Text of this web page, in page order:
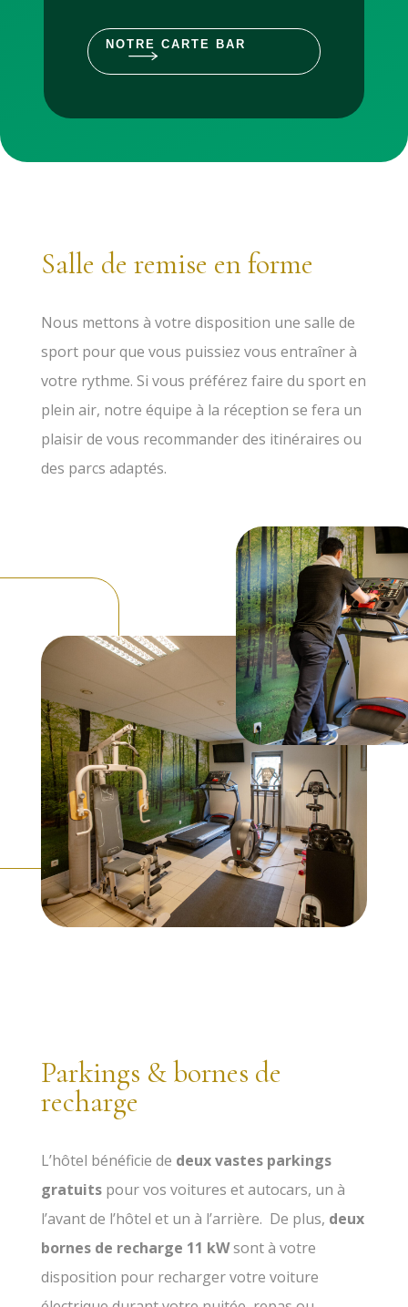
NOTRE CARTE BAR
Salle de remise en forme
Nous mettons à votre disposition une salle de
sport pour que vous puissiez vous entraîner à
votre rythme. Si vous préférez faire du sport en
plein air, notre équipe à la réception se fera un
plaisir de vous recommander des itinéraires ou
des parcs adaptés.
Parkings & bornes de
recharge
L’hôtel bénéficie de deuxvastes parkings
gratuitspour vos voitures et autocars, un à
l’avant de l’hôtel et un à l’arrière. De plus, deux
bornes de recharge 11 kWsont à votre
disposition pour recharger votre voiture